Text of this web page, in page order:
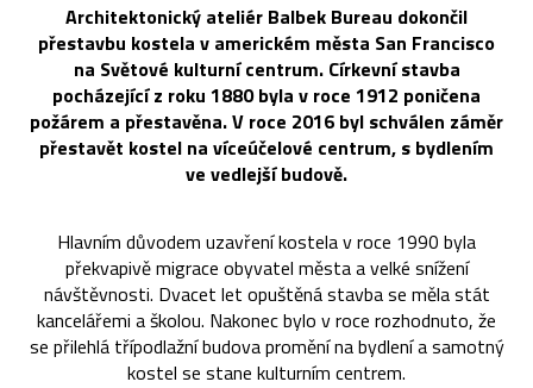
Architektonický ateliér Balbek Bureau dokončil
přestavbu kostela v americkém města San Francisco
na Světové kulturní centrum. Církevní stavba
pocházející z roku 1880 byla v roce 1912 poničena
požárem a přestavěna. V roce 2016 byl schválen záměr
přestavět kostel na víceúčelové centrum, s bydlením
ve vedlejší budově.
Hlavním důvodem uzavření kostela v roce 1990 byla
překvapivě migrace obyvatel města a velké snížení
návštěvnosti. Dvacet let opuštěná stavba se měla stát
kancelářemi a školou. Nakonec bylo v roce rozhodnuto, že
se přilehlá třípodlažní budova promění na bydlení a samotný
kostel se stane kulturním centrem.